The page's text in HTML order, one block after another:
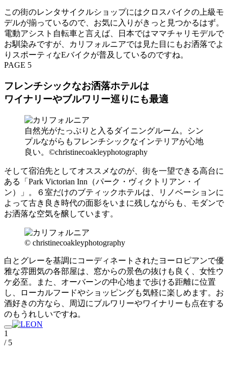
この街のレンタサイクルショップにはクロスバイクの上級モ
デルが揃っているので、お気に入りがきっと見つかるはず。
電動アシスト自転車と言えば、日本ではママチャリモデルで
お馴染みですが、カリフォルニアでは見た目にもお洒落でよ
りスポーティなEバイクが普及しているのですね。
PAGE 5
フレンチシックなお洒落ホテルは
ワイナリーやブルワリー巡りにも最適
自然光がたっぷりと入るダイニングルーム。シン
プルながらもフレンチシックなインテリアが心地
良い。©︎christinecoakleyphotography
そして宿泊先としてオススメなのが、街を一望できる高台に
ある「Park Victorian Inn（パーク・ヴィクトリアン・イ
ン）」。６室だけのブティックホテルは、リノベーションに
よって古き良き時代の面影をいまに残しながらも、モダンで
お洒落な空気を醸しています。
©︎ christinecoakleyphotography
白とグレーを基調にコーディネートされたヨーロピアンで優
雅な雰囲気の各部屋は、窓からの景色の抜けも良く、女性ウ
ケ必至。また、オーバーンの中心地まで歩ける距離に位置
し、ローカルフードやショッピングも気軽に楽しめます。お
酒好きの方なら、周辺にブルワリーやワイナリーも点在する
のもうれしいですね。
1
/ 5